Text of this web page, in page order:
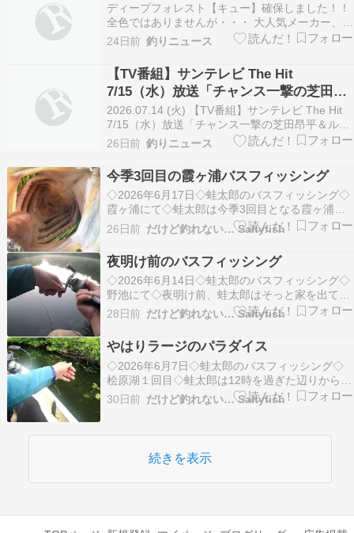
ディープフォレスト【キュー】確保しました！！
全色ではありませんが・・・ 大人気メーカー、デ
ィープフォレストの「キュー」を確保致しまし
た！！ 前回入荷時は即完売だったので、まだ手に
入れてない方は、この機会にぜひ♪ ※こちらの商
品は、お取り置き・通信販売・店舗間移動は出来
ませんの…
24日前 釣りニュース
【TV番組】サンテレビ The Hit
7/15（水）放送「チャンス一撃の芝田昂
平＆ルミ46センチ池原バス」
2026.07.14 (火) 【TV番組】サンテレビ The Hit
7/15（水）放送「チャンス一撃の芝田昂平＆ルミ
46センチ池原バス」 今週はリポーターの加藤る
みが芝田昂平さんと、奈良県・池原ダムで産卵後
の回復モンスターバスを狙う。 台風通過で減水か
ら急増水した池原ダム。こ…
26日前 釣りニュース
今季3回目の霞ヶ浦バスフィッシング
◇2026年6月17日◇蛙太郎のバスフィッシング◇
霞ヶ浦にて◇蛙太郎は今季3回目となる霞ヶ浦ま
で遠征し、またしても見事なバスを仕留めまし
た。蛙太郎の報告では、今回の獲物は堂々たるラ
ージマウスバス。サイズを測ら...
26日前 だけど釣れない… Saltyfish
夜明け前のバスフィッシング
◇2026年6月14日◇蛙太郎のバスフィッシング◇
野池にて◇夜明け前、蛙太郎はそっと家を出て福
島市郊外の静かな野池へ向かいました。誰にも見
られない時間に誰もいない場所で、周囲を気にせ
ず思いきりバスフィッシング...
28日前 だけど釣れない… Saltyfish
やはりラージのパラダイス
◇2026年6月7日◇蛙太郎のバスフィッシング◇
桧原湖１回目◇蛙太郎は12時を過ぎた辺りからス
モールマウスバスよりも生息数の少ないラージマ
ウスバスを立て続けに釣りました。6匹目は、小
30日前 だけど釣れない… Saltyfish
続きを表示